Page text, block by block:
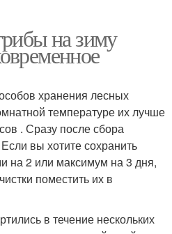
на зиму
хранения лесных
температуре их лучше
. Сразу после сбора
вы хотите сохранить
на 2 или максимум на 3 дня,
поместить их в
в течение нескольких